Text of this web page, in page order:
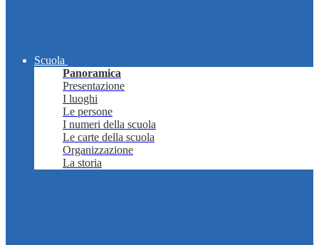
Scuola
Panoramica
Presentazione
I luoghi
Le persone
I numeri della scuola
Le carte della scuola
Organizzazione
La storia